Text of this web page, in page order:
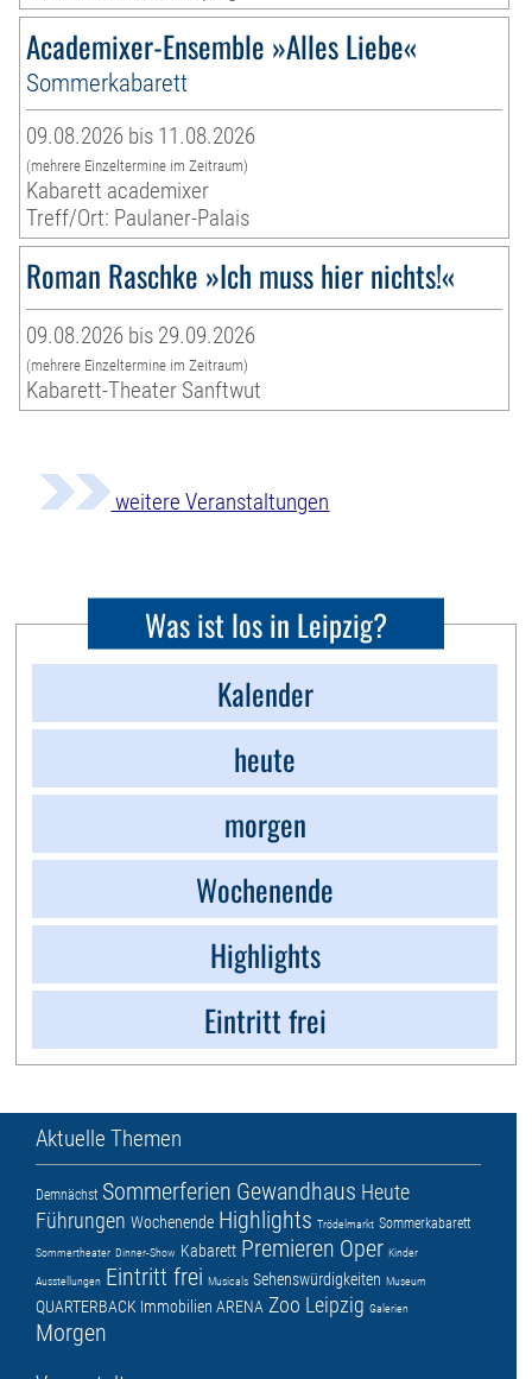
Academixer-Ensemble »Alles Liebe«
Sommerkabarett
09.08.2026 bis 11.08.2026
(mehrere Einzeltermine im Zeitraum)
Kabarett academixer
Treff/Ort: Paulaner-Palais
Roman Raschke »Ich muss hier nichts!«
09.08.2026 bis 29.09.2026
(mehrere Einzeltermine im Zeitraum)
Kabarett-Theater Sanftwut
weitere Veranstaltungen
Was ist los in Leipzig?
Kalender
heute
morgen
Wochenende
Highlights
Eintritt frei
Aktuelle Themen
Demnächst Sommerferien Gewandhaus Heute
Führungen Wochenende Highlights Trödelmarkt Sommerkabarett
Sommertheater Dinner-Show Kabarett Premieren Oper Kinder
Ausstellungen Eintritt frei Musicals Sehenswürdigkeiten Museum
QUARTERBACK Immobilien ARENA Zoo Leipzig Galerien
Morgen